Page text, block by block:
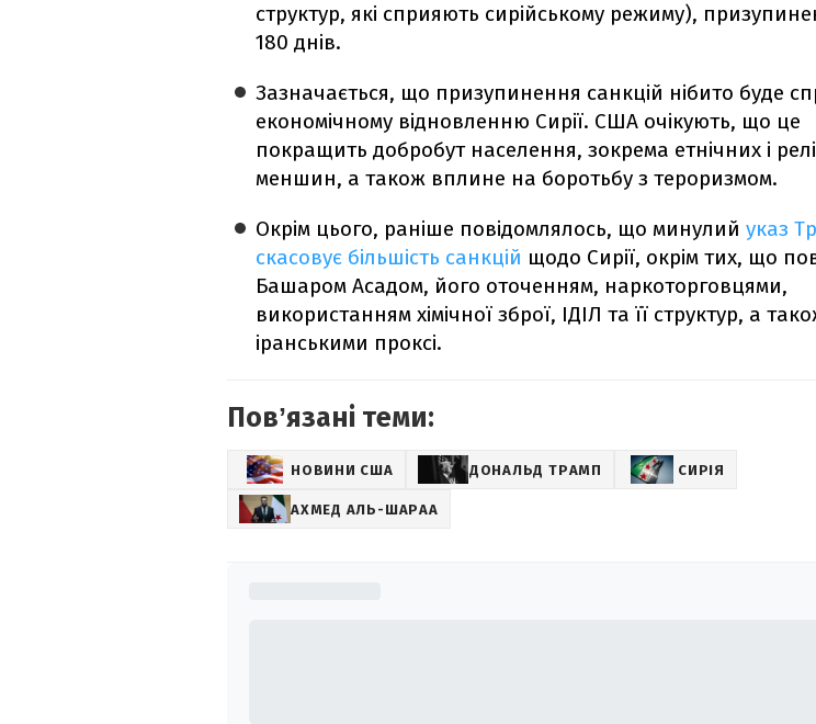
структур, які сприяють сирійському режиму),
180 днів.
Зазначається, що призупинення санкцій нібито буде
економічному відновленню Сирії. США очікують, що це
покращить добробут населення, зокрема етнічних і
меншин, а також вплине на боротьбу з тероризмом.
Окрім цього, раніше повідомлялось, що минулийуказ
скасовує більшість санкцій щодо Сирії, окрім тих, що
Башаром Асадом, його оточенням, наркоторговцями,
використанням хімічної зброї, ІДІЛ та її структур, а
іранськими проксі.
Повʼязані теми:
НОВИНИ США ДОНАЛЬД ТРАМП СИРІЯ
АХМЕД АЛЬ-ШАРАА